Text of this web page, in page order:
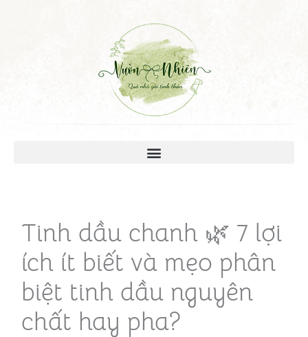
Tinh dầu chanh 🌿 7 lợi
ích ít biết và mẹo phân
biệt tinh dầu nguyên
chất hay pha?